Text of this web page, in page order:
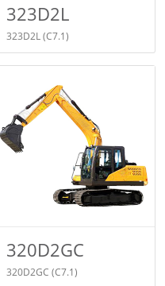
323D2L
323D2L(C7.1)
320D2GC
320D2GC (C7.1)